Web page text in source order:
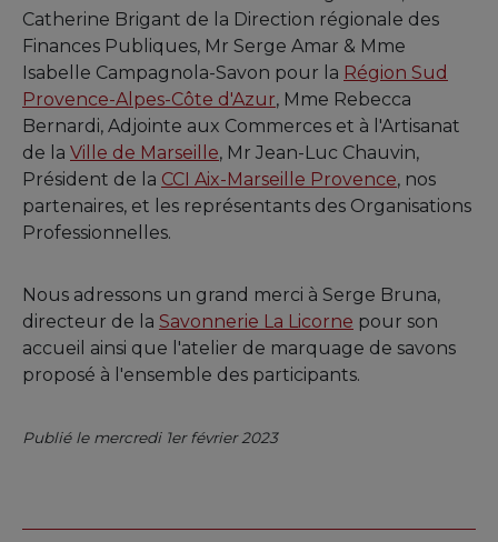
Catherine Brigant de la Direction régionale des
Finances Publiques, Mr Serge Amar & Mme
Isabelle Campagnola-Savon pour la Région Sud
Provence-Alpes-Côte d'Azur, Mme Rebecca
Bernardi, Adjointe aux Commerces et à l'Artisanat
de la Ville de Marseille, Mr Jean-Luc Chauvin,
Président de la CCI Aix-Marseille Provence, nos
partenaires, et les représentants des Organisations
Professionnelles.
Nous adressons un grand merci à Serge Bruna,
directeur de la Savonnerie La Licorne pour son
accueil ainsi que l'atelier de marquage de savons
proposé à l'ensemble des participants.
Publié le mercredi 1er février 2023